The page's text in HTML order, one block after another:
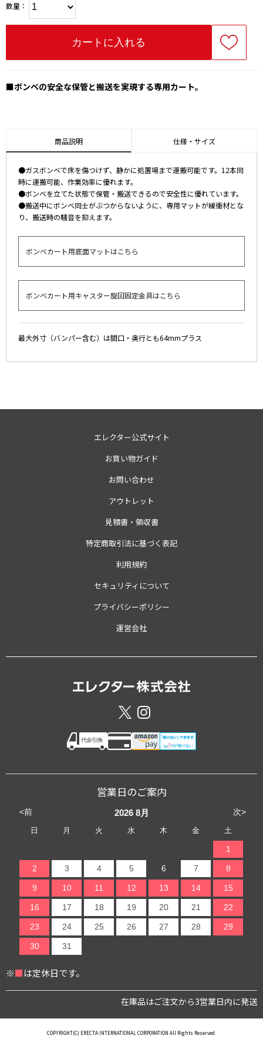
数量：
■ボンベの安全な保管と搬送を実現する専用カート。
商品説明 仕様・サイズ
●ガスボンベで床を傷つけず、静かに処置場まで運搬可能です。12本同
時に運搬可能、作業効率に優れます。
●ボンベを立てた状態で保管・搬送できるので安全性に優れています。
●搬送中にボンベ同士がぶつからないように、専用マットが緩衝材とな
り、搬送時の騒音を抑えます。
ボンベカート用底面マットはこちら
ボンベカート用キャスター旋回固定金具はこちら
最大外寸（バンパー含む）は間口・奥行とも64mmプラス
エレクター公式サイト
お買い物ガイド
お問い合わせ
アウトレット
見積書・領収書
特定商取引法に基づく表記
利用規約
セキュリティについて
プライバシーポリシー
運営会社
営業日のご案内
<前 次>
2026 8月
日 月 火 水 木 金 土
1
2 3 4 5 6 7 8
9 10 11 12 13 14 15
16 17 18 19 20 21 22
23 24 25 26 27 28 29
30 31
※■は定休日です。
在庫品はご注文から3営業日内に発送
COPYRIGHT(C) ERECTA INTERNATIONAL CORPORATION All Rights Reserved.